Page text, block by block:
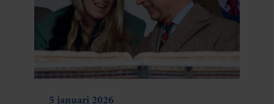
5 januari 2026